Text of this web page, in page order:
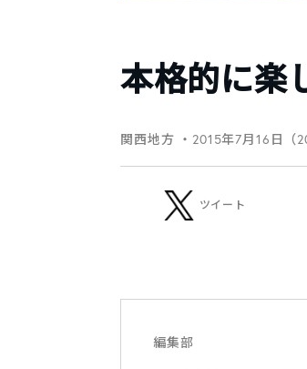
本格的に楽
関西地方 ・2015年7月16日（
ツイート
編集部